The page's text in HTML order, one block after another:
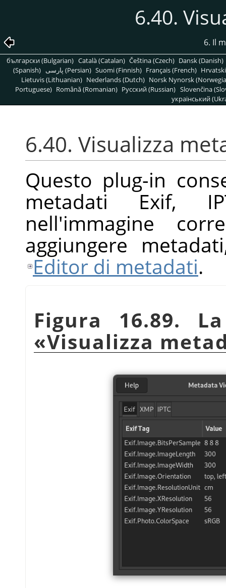
6.40.
6. Il
български (Bulgarian) Català (Catalan) Čeština (Czech) Dansk (Danish)
(Spanish)
پارسی (Persian) Suomi (Finnish) Français (French)
Lietuvis (Lithuanian) Nederlands (Dutch) Norsk Nynorsk
Portuguese) Română (Romanian) Pусский (Russian) Slovenčina
український
6.40. Visualizza
Questo plug-in
metadati Exif,
nell'immagine
aggiungere
Editor di metadati.
Figura 16.89.
«Visualizza